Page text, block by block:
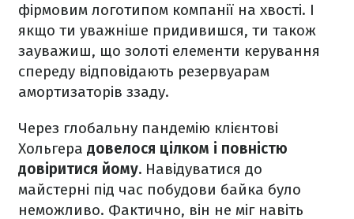
фірмовим логотипом компанії на хвості. І
якщо ти уважніше придивишся, ти також
зауважиш, що золоті елементи керування
спереду відповідають резервуарам
амортизаторів ззаду.
Через глобальну пандемію клієнтові
Хольгера довелося цілком і повністю
довіритися йому. Навідуватися до
майстерні під час побудови байка було
неможливо. Фактично, він не міг навіть